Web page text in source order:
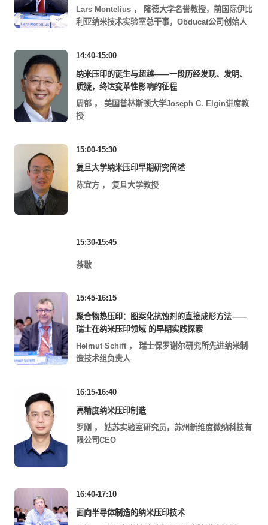
Lars Montelius ，
隆德大学名誉教授，前国际伊比
利亚纳米技术实验室总干事，Obducat公司创始人
14:40-15:00
纳米压印的诞生与超越——一段历经发现、发明、
质疑，终达变革性影响的征程
周郁 ，
美国普林斯顿大学Joseph C. Elgin讲席教
授
15:00-15:30
复旦大学纳米压印早期研究简述
陈宜方 ， 复旦大学教授
15:30-15:45
茶歇
15:45-16:15
聚合物热压印：图案化抗蚀剂的直接成形方法——
瑞士在纳米压印领域 的早期实践探索
Helmut Schift ，
瑞士保罗谢尔研究所先进纳米制
造技术组负责人
16:15-16:40
高精度纳米压印制造
罗刚 ，
姑苏实验室研究员，苏州新维度微纳科技有
限公司CEO
16:40-17:10
面向半导体制造的纳米压印技术